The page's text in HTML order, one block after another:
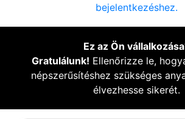
bejelentkezéshez.
Ez az Ön vállalkozása
Gratulálunk! Ellenőrizze le,
népszerűsítéshez szükséges
élvezhesse sikerét.